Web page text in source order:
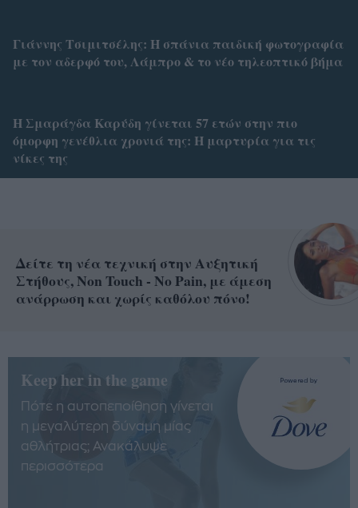
Γιάννης Τσιμιτσέλης: Η σπάνια παιδική φωτογραφία
με τον αδερφό του, Λάμπρο & το νέο τηλεοπτικό βήμα
Η Σμαράγδα Καρύδη γίνεται 57 ετών στην πιο
όμορφη γενέθλια χρονιά της: Η μαρτυρία για τις
νίκες της
Δείτε τη νέα τεχνική στην Αυξητική
Στήθους, Non Touch - No Pain, με άμεση
ανάρρωση και χωρίς καθόλου πόνο!
Keep her in the game
Πότε η αυτοπεποίθηση γίνεται
η μεγαλύτερη δύναμη μίας
αθλήτριας; Ανακάλυψε
περισσότερα